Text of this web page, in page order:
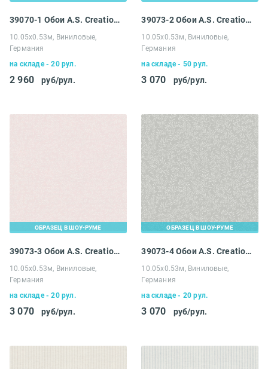
39070-1 Обои A.S. Creation Maison Charme
10.05х0.53м, Виниловые,
Германия
на складе - 20 рул.
2 960 руб/рул.
39073-2 Обои A.S. Creation Maison Charme
10.05х0.53м, Виниловые,
Германия
на складе - 50 рул.
3 070 руб/рул.
ОБРАЗЕЦ В ШОУ-РУМЕ
39073-3 Обои A.S. Creation Maison Charme
10.05х0.53м, Виниловые,
Германия
на складе - 20 рул.
3 070 руб/рул.
ОБРАЗЕЦ В ШОУ-РУМЕ
39073-4 Обои A.S. Creation Maison Charme
10.05х0.53м, Виниловые,
Германия
на складе - 20 рул.
3 070 руб/рул.